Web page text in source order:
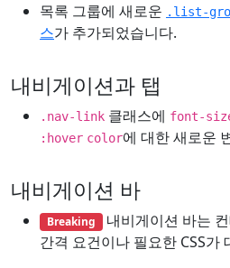
목록 그룹에 새로운 .list-
스가 추가되었습니다.
내비게이션과 탭
.nav-link 클래스에 font-
:hover color에 대한 새로운
내비게이션 바
Breaking 내비게이션 바는
간격 요건이나 필요한 CSS가